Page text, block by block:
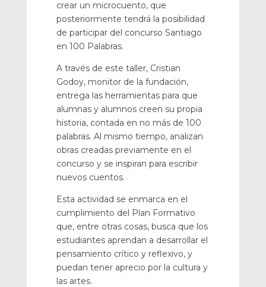
crear un microcuento, que
posteriormente tendrá la posibilidad
de participar del concurso Santiago
en 100 Palabras.
A través de este taller, Cristian
Godoy, monitor de la fundación,
entrega las herramientas para que
alumnas y alumnos creen su propia
historia, contada en no más de 100
palabras. Al mismo tiempo, analizan
obras creadas previamente en el
concurso y se inspiran para escribir
nuevos cuentos.
Esta actividad se enmarca en el
cumplimiento del Plan Formativo
que, entre otras cosas, busca que los
estudiantes aprendan a desarrollar el
pensamiento crítico y reflexivo, y
puedan tener aprecio por la cultura y
las artes.